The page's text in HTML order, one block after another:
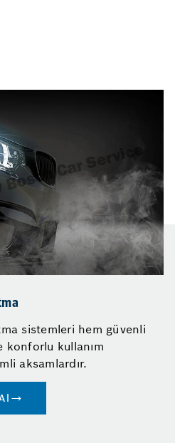
sistemleri hem güvenli
konforlu kullanım
aksamlardır.